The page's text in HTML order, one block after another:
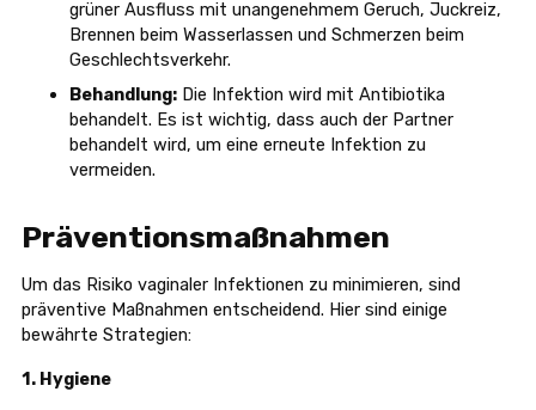
grüner Ausfluss mit unangenehmem Geruch, Juckreiz,
Brennen beim Wasserlassen und Schmerzen beim
Geschlechtsverkehr.
Behandlung: Die Infektion wird mit Antibiotika
behandelt. Es ist wichtig, dass auch der Partner
behandelt wird, um eine erneute Infektion zu
vermeiden.
Präventionsmaßnahmen
Um das Risiko vaginaler Infektionen zu minimieren, sind
präventive Maßnahmen entscheidend. Hier sind einige
bewährte Strategien:
1. Hygiene